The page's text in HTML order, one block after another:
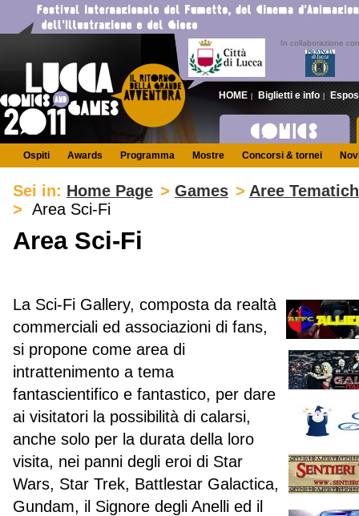
In collaborazione con
HOME | Biglietti e info |
Ospiti Awards Programma Mostre Concorsi & tornei
Sei in: Home Page > Games > Aree
> Area Sci-Fi
Area Sci-Fi
La Sci-Fi Gallery, composta da realtà
commerciali ed associazioni di fans,
si propone come area di
intrattenimento a tema
fantascientifico e fantastico, per dare
ai visitatori la possibilità di calarsi,
anche solo per la durata della loro
visita, nei panni degli eroi di Star
Wars, Star Trek, Battlestar Galactica,
Gundam, il Signore degli Anelli ed il